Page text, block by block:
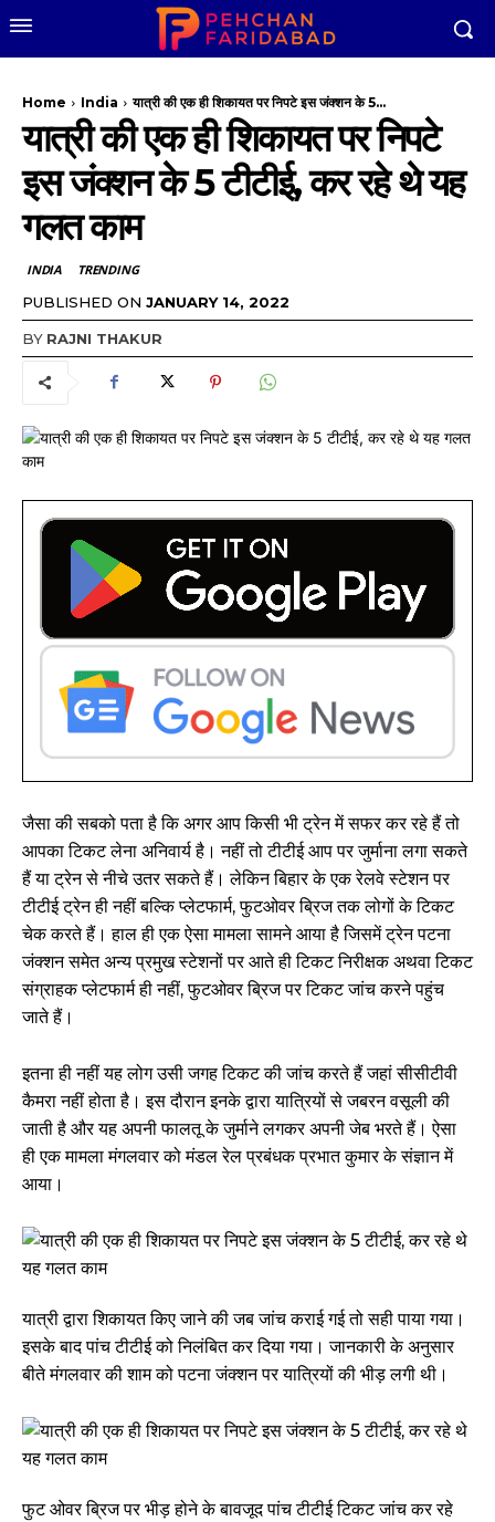
Home India यात्री की एक ही शिकायत पर निपटे इस जंक्शन के 5...
यात्री की एक ही शिकायत पर निपटे
इस जंक्शन के 5 टीटीई, कर रहे थे यह
गलत काम
INDIA TRENDING
PUBLISHED ON JANUARY 14, 2022
BY RAJNI THAKUR
जैसा की सबको पता है कि अगर आप किसी भी ट्रेन में सफर कर रहे हैं तो
आपका टिकट लेना अनिवार्य है। नहीं तो टीटीई आप पर जुर्माना लगा सकते
हैं या ट्रेन से नीचे उतर सकते हैं। लेकिन बिहार के एक रेलवे स्टेशन पर
टीटीई ट्रेन ही नहीं बल्कि प्लेटफार्म, फुटओवर ब्रिज तक लोगों के टिकट
चेक करते हैं। हाल ही एक ऐसा मामला सामने आया है जिसमें ट्रेन पटना
जंक्शन समेत अन्य प्रमुख स्टेशनों पर आते ही टिकट निरीक्षक अथवा टिकट
संग्राहक प्लेटफार्म ही नहीं, फुटओवर ब्रिज पर टिकट जांच करने पहुंच
जाते हैं।
इतना ही नहीं यह लोग उसी जगह टिकट की जांच करते हैं जहां सीसीटीवी
कैमरा नहीं होता है। इस दौरान इनके द्वारा यात्रियों से जबरन वसूली की
जाती है और यह अपनी फालतू के जुर्माने लगकर अपनी जेब भरते हैं। ऐसा
ही एक मामला मंगलवार को मंडल रेल प्रबंधक प्रभात कुमार के संज्ञान में
आया।
यात्री द्वारा शिकायत किए जाने की जब जांच कराई गई तो सही पाया गया।
इसके बाद पांच टीटीई को निलंबित कर दिया गया। जानकारी के अनुसार
बीते मंगलवार की शाम को पटना जंक्शन पर यात्रियों की भीड़ लगी थी।
फुट ओवर ब्रिज पर भीड़ होने के बावजूद पांच टीटीई टिकट जांच कर रहे